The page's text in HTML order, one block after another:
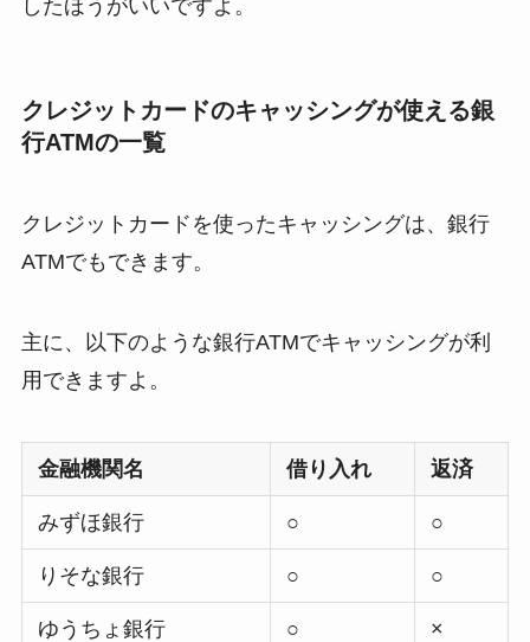
したほうがいいですよ。
クレジットカードのキャッシングが使える銀
行ATMの一覧
クレジットカードを使ったキャッシングは、銀行
ATMでもできます。
主に、以下のような銀行ATMでキャッシングが利
用できますよ。
金融機関名 借り入れ 返済
みずほ銀行 ○ ○
りそな銀行 ○ ○
ゆうちょ銀行 ○ ×